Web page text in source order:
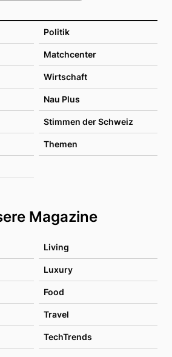
Politik
Matchcenter
Wirtschaft
Nau Plus
Stimmen der Schweiz
Themen
Magazine
Living
Luxury
Food
Travel
TechTrends